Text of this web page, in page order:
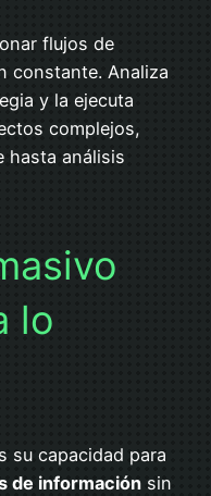
flujos de
constante. Analiza
y la ejecuta
complejos,
hasta análisis
lo
su capacidad para
de información sin